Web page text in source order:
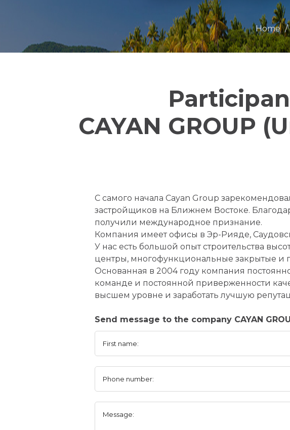
Home
CAYAN GROUP
С самого начала Cayan Group
застройщиков на Ближнем Востоке.
получили международное признание.
Компания имеет офисы в Эр-Рияде,
У нас есть большой опыт строительства
центры, многофункциональные закрытые и
Основанная в 2004 году компания
команде и постоянной приверженности
высшем уровне и заработать лучшую
Send message to the company CAYAN
First name:
Phone number:
Message: